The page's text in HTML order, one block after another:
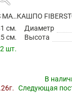
КАШПО FIBERSTONE BETH S MATT WHITE
см.
см.
2 шт.
Диаметр
Высота
В
Следующая